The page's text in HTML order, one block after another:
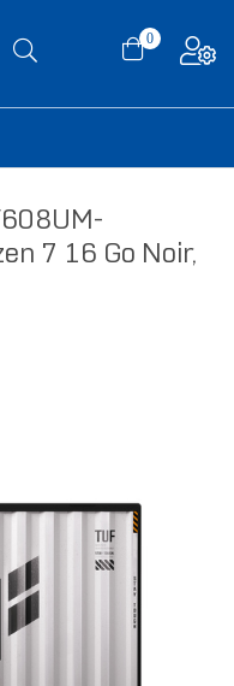
0
7 16 Go Noir,